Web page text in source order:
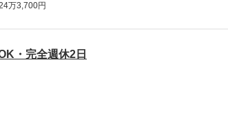
万3,700円
・完全週休2日